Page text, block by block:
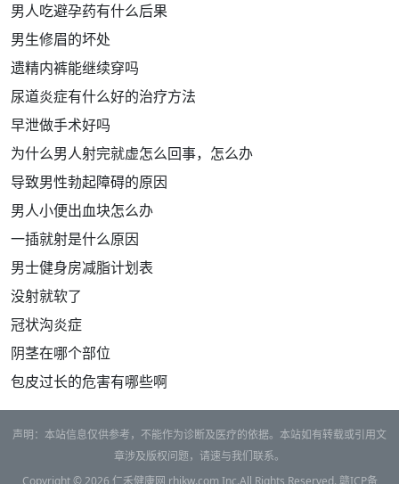
男人吃避孕药有什么后果
男生修眉的坏处
遗精内裤能继续穿吗
尿道炎症有什么好的治疗方法
早泄做手术好吗
为什么男人射完就虚怎么回事，怎么办
导致男性勃起障碍的原因
男人小便出血块怎么办
一插就射是什么原因
男士健身房减脂计划表
没射就软了
冠状沟炎症
阴茎在哪个部位
包皮过长的危害有哪些啊
声明：本站信息仅供参考，不能作为诊断及医疗的依据。本站如有转载或引用文
章涉及版权问题，请速与我们联系。
Copyright © 2026 仁禾健康网 rhjkw.com Inc.All Rights Reserved. 赣ICP备